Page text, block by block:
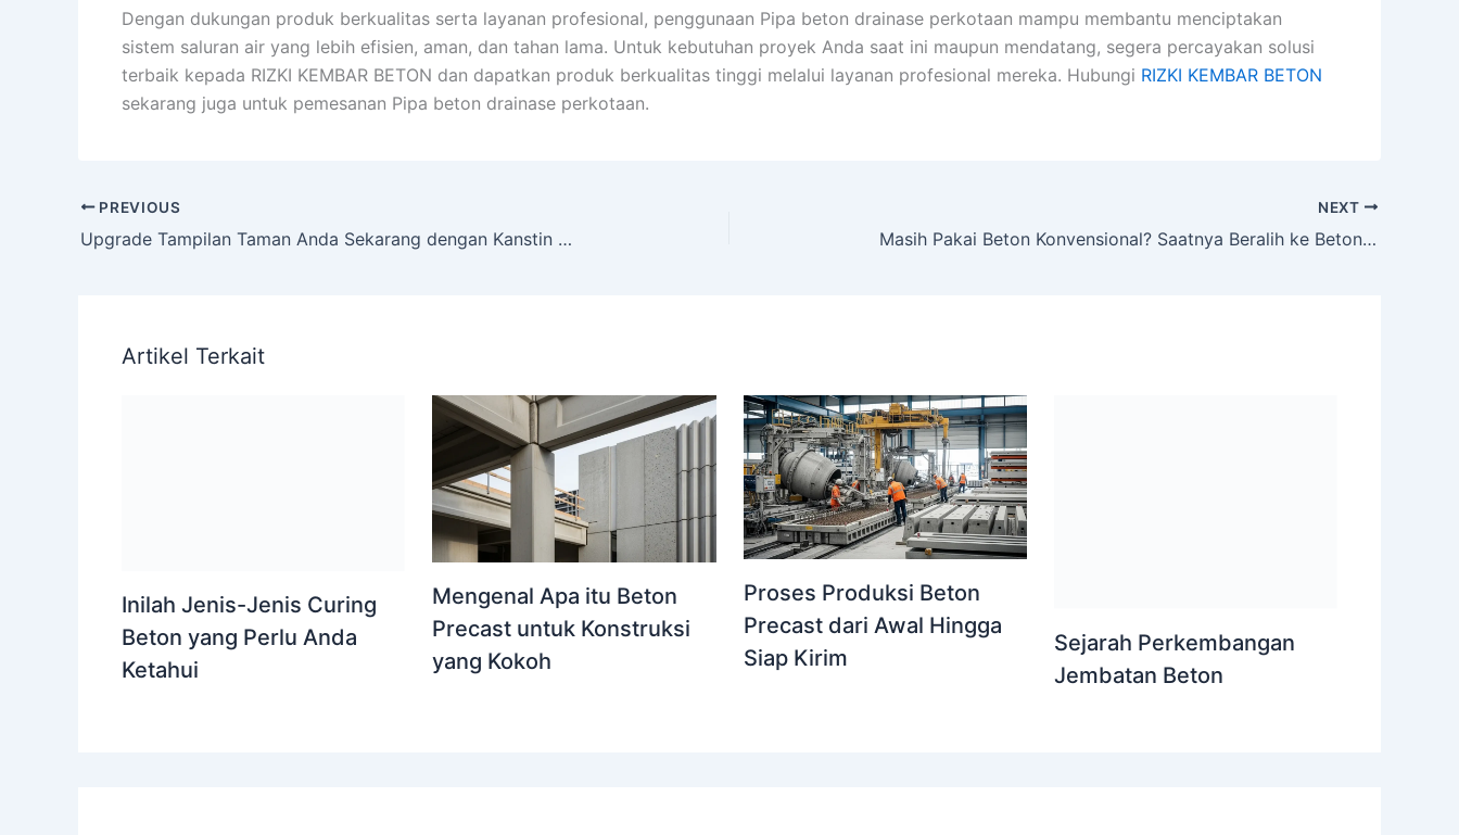
Dengan dukungan produk berkualitas serta layanan profesional, penggunaan Pipa beton drainase perkotaan mampu membantu menciptakan
sistem saluran air yang lebih efisien, aman, dan tahan lama. Untuk kebutuhan proyek Anda saat ini maupun mendatang, segera percayakan solusi
terbaik kepada RIZKI KEMBAR BETON dan dapatkan produk berkualitas tinggi melalui layanan profesional mereka. Hubungi RIZKI KEMBAR BETON
sekarang juga untuk pemesanan Pipa beton drainase perkotaan.
PREVIOUS
Upgrade Tampilan Taman Anda Sekarang dengan Kanstin Taman Minimalis Terbaru!
NEXT
Masih Pakai Beton Konvensional? Saatnya Beralih ke Beton Precast Tahan Korosi!
Artikel Terkait
Inilah Jenis-Jenis Curing
Beton yang Perlu Anda
Ketahui
Mengenal Apa itu Beton
Precast untuk Konstruksi
yang Kokoh
Proses Produksi Beton
Precast dari Awal Hingga
Siap Kirim
Sejarah Perkembangan
Jembatan Beton